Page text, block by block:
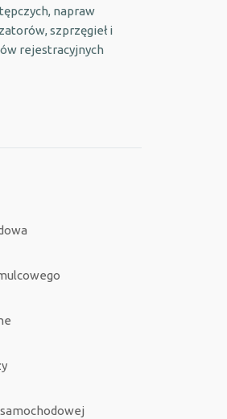
napraw
szprzęgieł i
rejestracyjnych